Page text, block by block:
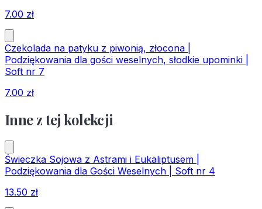
7.00 zł
Czekolada na patyku z piwonią, złocona |
Podziękowania dla gości weselnych, słodkie upominki |
Soft nr 7
7.00 zł
Inne z tej kolekcji
Świeczka Sojowa z Astrami i Eukaliptusem |
Podziękowania dla Gości Weselnych | Soft nr 4
13.50 zł